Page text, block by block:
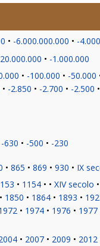
-6.000.000.000 -
-1.000.000
-100.000 -50.000
-2.850 -2.700 -2.500
-630 -500 -230
865 869 930 IX
1154 XIV secolo
1850 1864 1893
1974 1976 1977
2007 2009 2012